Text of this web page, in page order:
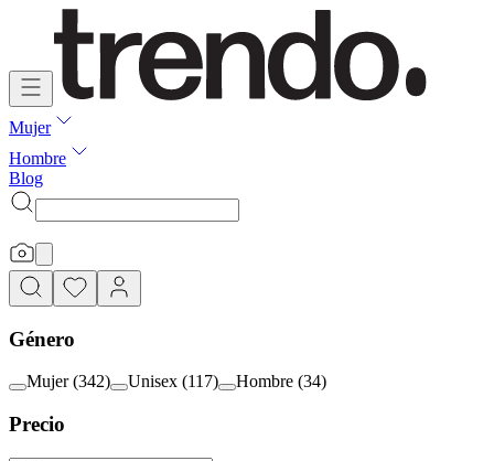
Mujer
Hombre
Blog
Género
Mujer (342) Unisex (117) Hombre (34)
Precio